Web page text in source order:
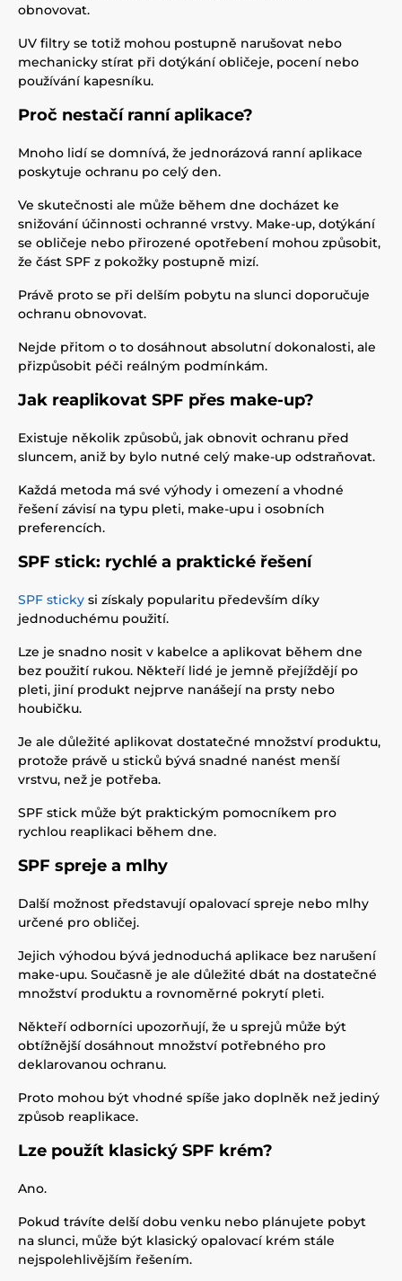
obnovovat.
UV filtry se totiž mohou postupně narušovat nebo
mechanicky stírat při dotýkání obličeje, pocení nebo
používání kapesníku.
Proč nestačí ranní aplikace?
Mnoho lidí se domnívá, že jednorázová ranní aplikace
poskytuje ochranu po celý den.
Ve skutečnosti ale může během dne docházet ke
snižování účinnosti ochranné vrstvy. Make-up, dotýkání
se obličeje nebo přirozené opotřebení mohou způsobit,
že část SPF z pokožky postupně mizí.
Právě proto se při delším pobytu na slunci doporučuje
ochranu obnovovat.
Nejde přitom o to dosáhnout absolutní dokonalosti, ale
přizpůsobit péči reálným podmínkám.
Jak reaplikovat SPF přes make-up?
Existuje několik způsobů, jak obnovit ochranu před
sluncem, aniž by bylo nutné celý make-up odstraňovat.
Každá metoda má své výhody i omezení a vhodné
řešení závisí na typu pleti, make-upu i osobních
preferencích.
SPF stick: rychlé a praktické řešení
SPF sticky si získaly popularitu především díky
jednoduchému použití.
Lze je snadno nosit v kabelce a aplikovat během dne
bez použití rukou. Někteří lidé je jemně přejíždějí po
pleti, jiní produkt nejprve nanášejí na prsty nebo
houbičku.
Je ale důležité aplikovat dostatečné množství produktu,
protože právě u sticků bývá snadné nanést menší
vrstvu, než je potřeba.
SPF stick může být praktickým pomocníkem pro
rychlou reaplikaci během dne.
SPF spreje a mlhy
Další možnost představují opalovací spreje nebo mlhy
určené pro obličej.
Jejich výhodou bývá jednoduchá aplikace bez narušení
make-upu. Současně je ale důležité dbát na dostatečné
množství produktu a rovnoměrné pokrytí pleti.
Někteří odborníci upozorňují, že u sprejů může být
obtížnější dosáhnout množství potřebného pro
deklarovanou ochranu.
Proto mohou být vhodné spíše jako doplněk než jediný
způsob reaplikace.
Lze použít klasický SPF krém?
Ano.
Pokud trávíte delší dobu venku nebo plánujete pobyt
na slunci, může být klasický opalovací krém stále
nejspolehlivějším řešením.